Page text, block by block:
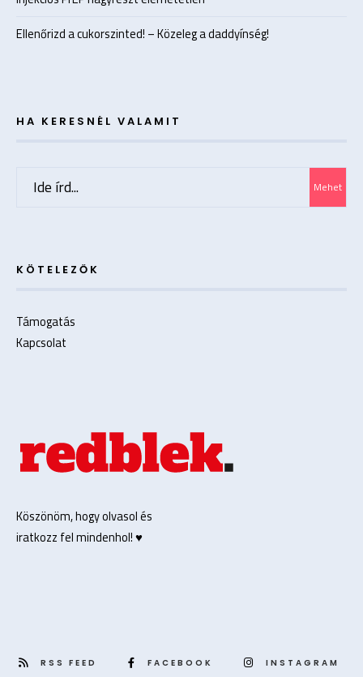
Ellenőrizd a cukorszinted! – Közeleg a daddyínség!
HA KERESNÉL VALAMIT
Mehet
KÖTELEZŐK
Támogatás
Kapcsolat
Köszönöm, hogy olvasol és
iratkozz fel mindenhol! ♥️
RSS FEED FACEBOOK INSTAGRAM